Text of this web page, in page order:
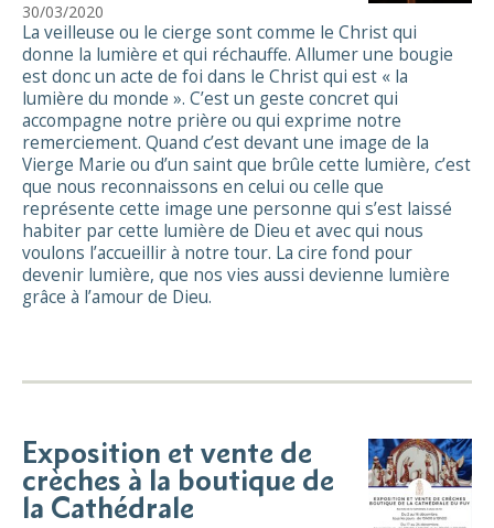
30/03/2020
La veilleuse ou le cierge sont comme le Christ qui
donne la lumière et qui réchauffe. Allumer une bougie
est donc un acte de foi dans le Christ qui est « la
lumière du monde ». C’est un geste concret qui
accompagne notre prière ou qui exprime notre
remerciement. Quand c’est devant une image de la
Vierge Marie ou d’un saint que brûle cette lumière, c’est
que nous reconnaissons en celui ou celle que
représente cette image une personne qui s’est laissé
habiter par cette lumière de Dieu et avec qui nous
voulons l’accueillir à notre tour. La cire fond pour
devenir lumière, que nos vies aussi devienne lumière
grâce à l’amour de Dieu.
Exposition et vente de
crèches à la boutique de
la Cathédrale